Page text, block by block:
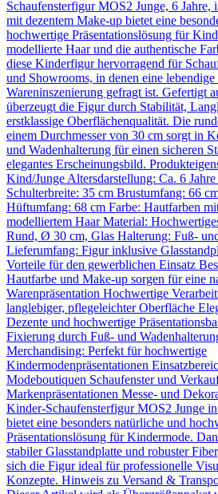
Schaufensterfigur MOS2 Junge, 6 Jahre,
mit dezentem Make-up bietet eine
hochwertige Präsentationslösung für
modellierte Haar und die authentische
diese Kinderfigur hervorragend für
und Showrooms, in denen eine
Wareninszenierung gefragt ist. Gefertigt
überzeugt die Figur durch Stabilität,
erstklassige Oberflächenqualität. Die
einem Durchmesser von 30 cm sorgt in
und Wadenhalterung für einen sicheren
elegantes Erscheinungsbild.
Kind/Junge Altersdarstellung: Ca. 6
Schulterbreite: 35 cm Brustumfang: 66
Hüftumfang: 68 cm Farbe: Hautfarben
modelliertem Haar Material:
Rund, Ø 30 cm, Glas Halterung: Fuß-
Lieferumfang: Figur inklusive
Vorteile für den gewerblichen Einsatz
Hautfarbe und Make-up sorgen für eine
Warenpräsentation Hochwertige
langlebiger, pflegeleichter Oberfläche
Dezente und hochwertige
Fixierung durch Fuß- und
Merchandising: Perfekt für hochwertige
Kindermodenpräsentationen
Modeboutiquen Schaufenster und
Markenpräsentationen Messe- und
Kinder-Schaufensterfigur MOS2 Junge
bietet eine besonders natürliche und
Präsentationslösung für Kindermode.
stabiler Glasstandplatte und robuster
sich die Figur ideal für professionelle
Konzepte. Hinweis zu Versand &